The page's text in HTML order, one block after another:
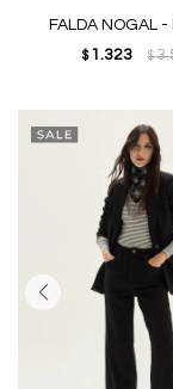
FALDA NOGAL -
$ 1.323 $